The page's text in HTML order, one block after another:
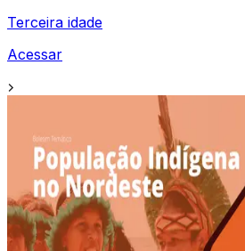
Terceira idade
Acessar